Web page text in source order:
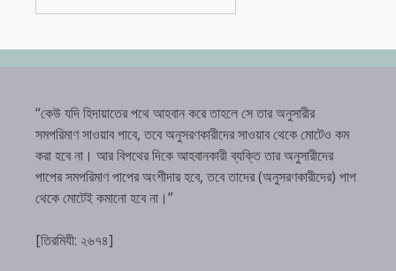
“কেউ যদি হিদায়াতের পথে আহবান করে তাহলে সে তার অনুসারীর
সমপরিমাণ সাওয়াব পাবে, তবে অনুসরণকারীদের সাওয়াব থেকে মোটেও কম
করা হবে না। আর বিপথের দিকে আহবানকারী ব্যক্তি তার অনুসারীদের
পাপের সমপরিমাণ পাপের অংশীদার হবে, তবে তাদের (অনুসরণকারীদের) পাপ
থেকে মোটেই কমানো হবে না।”
[তিরমিযী: ২৬৭৪]